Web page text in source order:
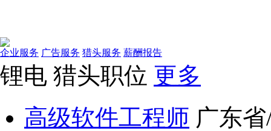
企业服务 广告服务 猎头服务 薪酬报告
锂电 猎头职位 更多
高级软件工程师 广东